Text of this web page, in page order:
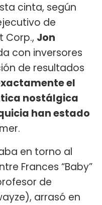
cinta, según
de
Corp., Jon
con inversores
de resultados
el
nostálgica
han estado
en torno al
Frances “Baby”
de
arrasó en